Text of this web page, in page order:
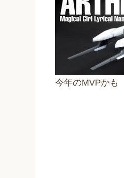
今年のMVPかも